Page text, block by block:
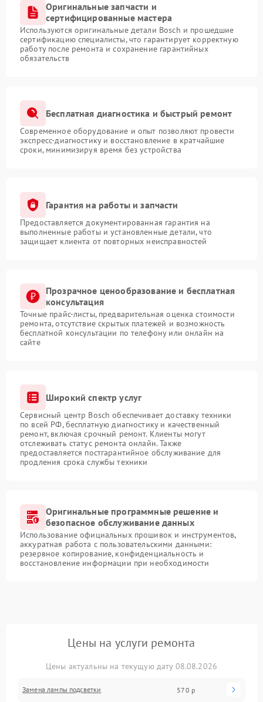
Оригинальные запчасти и
сертифицированные мастера
Используются оригинальные детали Bosch и прошедшие
сертификацию специалисты, что гарантирует корректную
работу после ремонта и сохранение гарантийных
обязательств
Бесплатная диагностика и быстрый ремонт
Современное оборудование и опыт позволяют провести
экспресс-диагностику и восстановление в кратчайшие
сроки, минимизируя время без устройства
Гарантия на работы и запчасти
Предоставляется документированная гарантия на
выполненные работы и установленные детали, что
защищает клиента от повторных неисправностей
Прозрачное ценообразование и бесплатная
консультация
Точные прайс-листы, предварительная оценка стоимости
ремонта, отсутствие скрытых платежей и возможность
бесплатной консультации по телефону или онлайн на
сайте
Широкий спектр услуг
Сервисный центр Bosch обеспечивает доставку техники
по всей РФ, бесплатную диагностику и качественный
ремонт, включая срочный ремонт. Клиенты могут
отслеживать статус ремонта онлайн. Также
предоставляется постгарантийное обслуживание для
продления срока службы техники
Оригинальные программные решение и
безопасное обслуживание данных
Использование официальных прошивок и инструментов,
аккуратная работа с пользовательскими данными:
резервное копирование, конфиденциальность и
восстановление информации при необходимости
Цены на услуги ремонта
Цены актуальны на текущую дату 08.08.2026
Замена лампы подсветки 570 р